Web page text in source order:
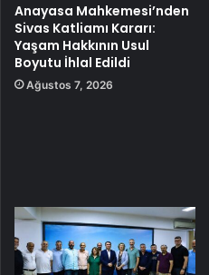
Anayasa Mahkemesi’nden
Sivas Katliamı Kararı:
Yaşam Hakkının Usul
Boyutu İhlal Edildi
Ağustos 7, 2026